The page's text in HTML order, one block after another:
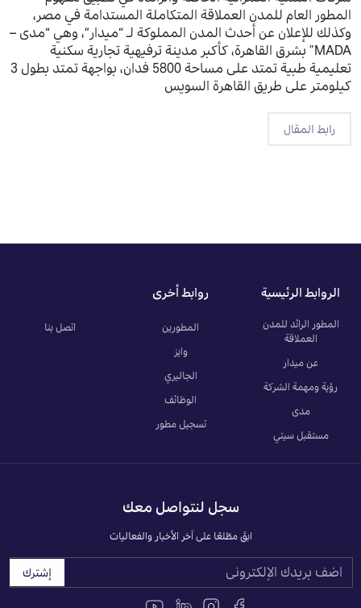
المطور العام للمدن العملاقة المتكاملة المستدامة في مصر،
وكذلك للإعلان عن أحدث المدن المملوكة لـ “ميدار”، وهي “مدى –
MADA” بشرق القاهرة، كأكبر مدينة ترفيهية تجارية سكنية
تعليمية طبية تمتد على مساحة 5800 فدان، بواجهة تمتد بطول 3
كيلومتر على طريق القاهرة السويس
رابط المقال
الروابط الرئيسية
المطور الرائد للمدن
العملاقة
عن ميدار
رؤية ومهمة الشركة
مدى
مستقبل سيتي
روابط أخرى
المطورين
وايز
الجاليري
الوظائف
تسجيل مطور
اتصل بنا
سجل لنتواصل معك
ابقَ مطّلعًا على آخر الأخبار والفعاليات
إشترك